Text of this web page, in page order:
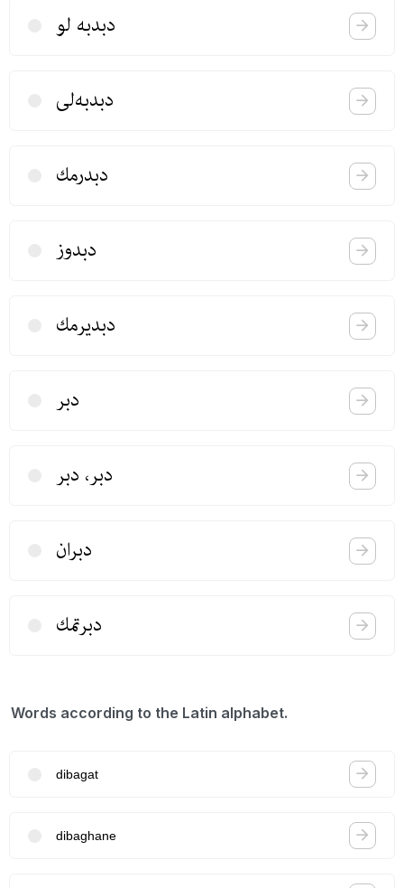
دبدبه لو
دبدبه‌لی
دبدرمك
دبدوز
دبدیرمك
دبر
دبر، دبر
دبران
دبرتمك
Words according to the Latin alphabet.
dibagat
dibaghane